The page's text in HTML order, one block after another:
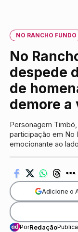
NO RANCHO FUNDO
No
despede
de
demore a
Personagem
participação em No
emocionante ao
PorRedação
Adicione o